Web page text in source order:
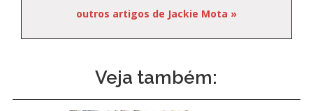
outros artigos de Jackie Mota »
Veja também: